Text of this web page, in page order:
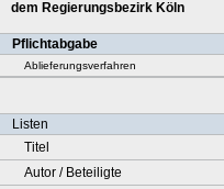
dem Regierungsbezirk Köln
Pflichtabgabe
Ablieferungsverfahren
Listen
Titel
Autor / Beteiligte